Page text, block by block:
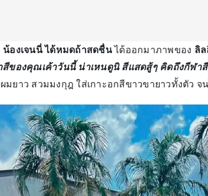
น้องเจนนี่ ได้หมดถ้าสดชื่นได้ออกมาภาพของ ลิล
สีของคุณเค้าวันนี้ น่าเหนดูนิ สีแสดสู้ๆ คิดถึงกีฬาสี
มยาว สวมมงกุฎ ใส่เกาะอกสีขาวขายาวทั้งตัว